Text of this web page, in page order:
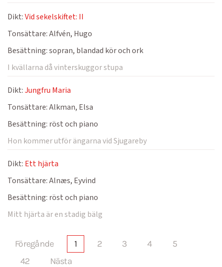
Dikt:Vid sekelskiftet: II
Tonsättare:Alfvén, Hugo
Besättning:sopran, blandad kör och ork
I kvällarna då vinterskuggor stupa
Dikt:Jungfru Maria
Tonsättare:Alkman, Elsa
Besättning: röst och piano
Hon kommer utför ängarna vid Sjugareby
Dikt: Ett hjärta
Tonsättare:Alnæs, Eyvind
Besättning: röst och piano
Mitt hjärta är en stadig bälg
Föregånde 1 2 3 4
5
42
Nästa